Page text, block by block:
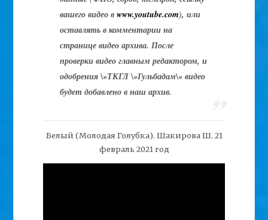
вашего видео в www.youtube.com), или
оставлять в комментарии на
странице видео архива. После
проверки видео главным редактором, и
одобрения \»ТКГЛ \»Гульбадам\» видео
будет добавлено в наш архив.
Белый (Молодая Голубка). Шакирова Ш. 21
февраль 2021 год